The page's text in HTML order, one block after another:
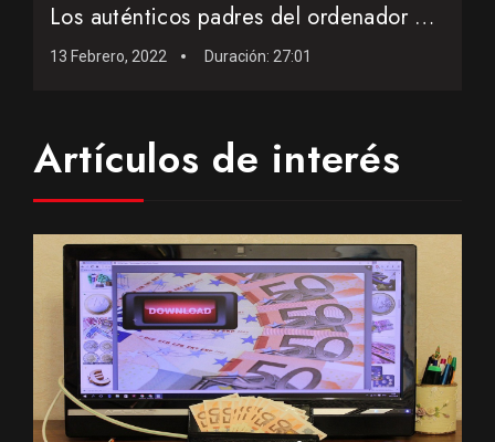
Los auténticos padres del ordenador personal
13 Febrero, 2022 Duración: 27:01
Artículos de interés